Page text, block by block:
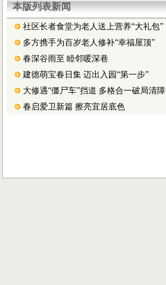
本版列表新闻
社区长者食堂为老人送上营养“大礼包”
多方携手为百岁老人修补“幸福屋顶”
春深谷雨至 睦邻暖深巷
建德萌宝春日集 迈出入园“第一步”
大修遇“僵尸车”挡道 多格合一破局清障
春启爱卫新篇 擦亮宜居底色